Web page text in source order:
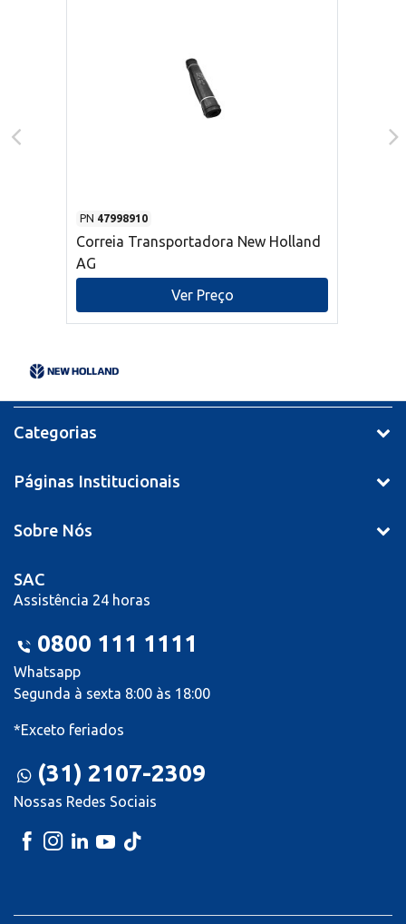
PN 47998910
Correia Transportadora New Holland
AG
Ver Preço
Categorias
Páginas Institucionais
Sobre Nós
SAC
Assistência 24 horas
0800 111 1111
Whatsapp
Segunda à sexta 8:00 às 18:00
*Exceto feriados
(31) 2107-2309
Nossas Redes Sociais